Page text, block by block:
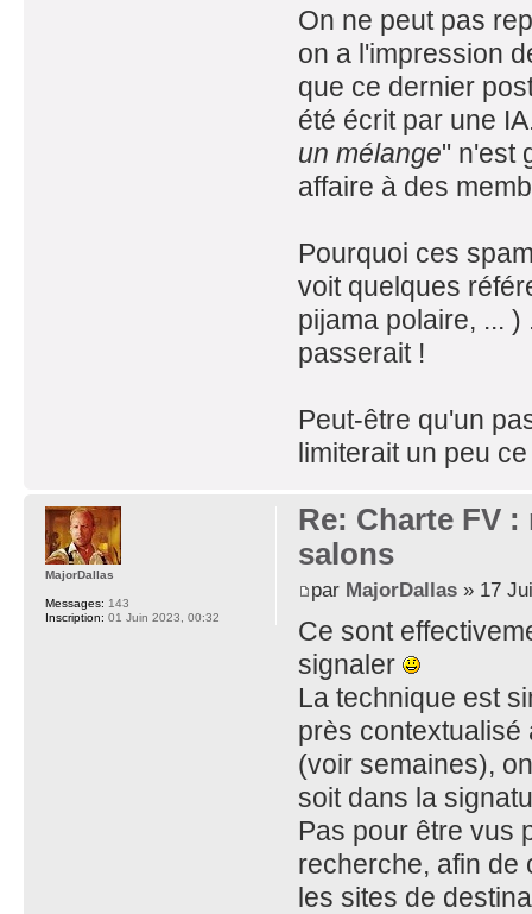
On ne peut pas
on a l'impression
que ce dernier
été écrit par une
un mélange" n'est
affaire à des
Pourquoi ces
voit quelques
pijama polaire, ...
passerait !
Peut-être qu'un
limiterait un peu
Re: Charte FV
salons
par MajorDallas» 17
Ce sont
signaler
La technique est
près contextualisé
(voir semaines),
soit dans la
Pas pour être vus
recherche, afin de
les sites de
MajorDallas
Messages: 143
Inscription: 01 Juin 2023, 00:32